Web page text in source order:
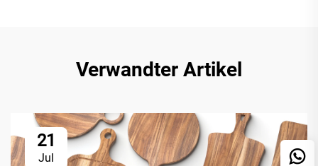
Verwandter Artikel
21
Jul